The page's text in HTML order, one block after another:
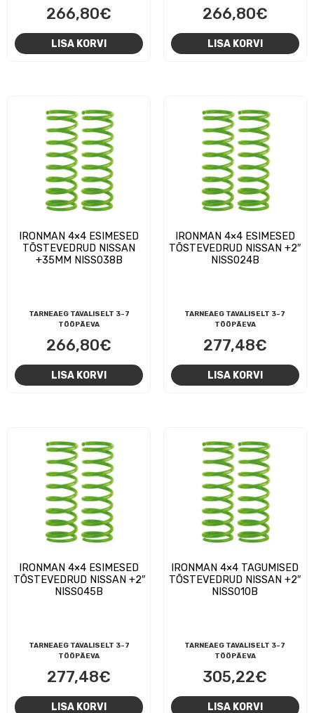
266,80€
LISA KORVI
266,80€
LISA KORVI
IRONMAN 4×4 ESIMESED
TÕSTEVEDRUD NISSAN
+35MM NISS038B
TARNEAEG TAVALISELT 3-7
TÖÖPÄEVA
266,80€
LISA KORVI
IRONMAN 4×4 ESIMESED
TÕSTEVEDRUD NISSAN +2″
NISS024B
TARNEAEG TAVALISELT 3-7
TÖÖPÄEVA
277,48€
LISA KORVI
IRONMAN 4×4 ESIMESED
TÕSTEVEDRUD NISSAN +2″
NISS045B
TARNEAEG TAVALISELT 3-7
TÖÖPÄEVA
277,48€
LISA KORVI
IRONMAN 4×4 TAGUMISED
TÕSTEVEDRUD NISSAN +2″
NISS010B
TARNEAEG TAVALISELT 3-7
TÖÖPÄEVA
305,22€
LISA KORVI